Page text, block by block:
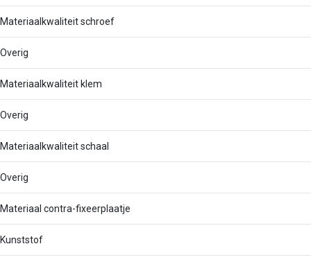
Materiaalkwaliteit schroef
Overig
Materiaalkwaliteit klem
Overig
Materiaalkwaliteit schaal
Overig
Materiaal contra-fixeerplaatje
Kunststof